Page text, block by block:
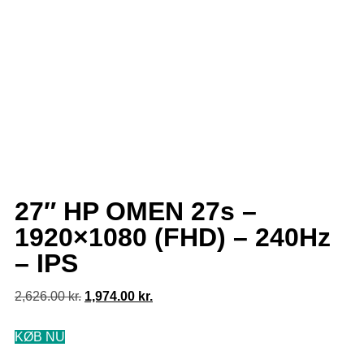
27″ HP OMEN 27s –
1920×1080 (FHD) – 240Hz
– IPS
2,626.00kr. 1,974.00 kr.
KØB NU